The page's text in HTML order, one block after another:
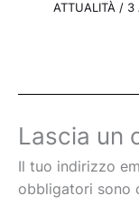
ATTUALITÀ/ 3
Lascia un
Il tuo indirizzo
obbligatori sono